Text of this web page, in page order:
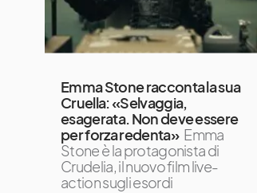
Emma Stone racconta la sua
Cruella: «Selvaggia,
esagerata. Non deve essere
per forza redenta» Emma
Stone è la protagonista di
Crudelia, il nuovo film live-
action sugli esordi